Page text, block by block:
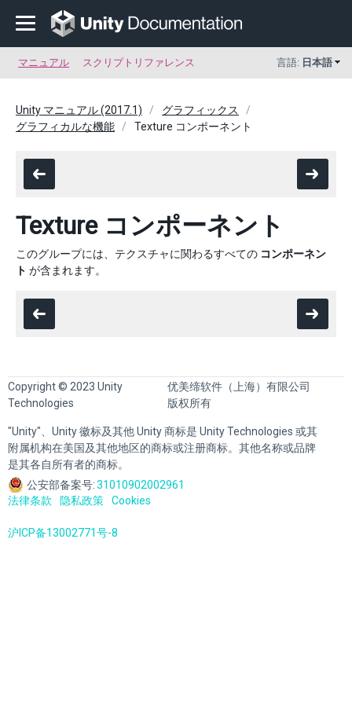
マニュアル スクリプトリファレンス 言語: 日本語
Unity マニュアル (2017.1)
グラフィックス
グラフィカルな機能
Texture コンポーネント
Texture コンポーネント
このグループには、テクスチャに関わるすべての コンポーネン
ト が含まれます。
Copyright © 2023 Unity
Technologies
优美缔软件（上海）有限公司
版权所有
"Unity"、Unity 徽标及其他 Unity 商标是 Unity Technologies 或其
附属机构在美国及其他地区的商标或注册商标。其他名称或品牌
是其各自所有者的商标。
公安部备案号:31010902002961
法律条款
隐私政策 Cookies
沪ICP备13002771号-8